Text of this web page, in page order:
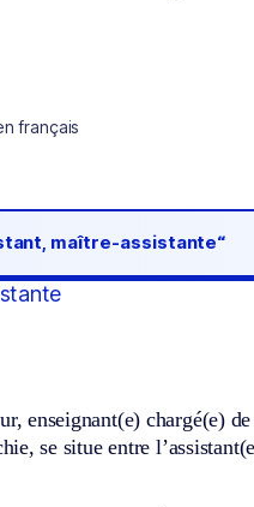
français
maître-assistante“
enseignant(e) chargé(e)
se situe entre